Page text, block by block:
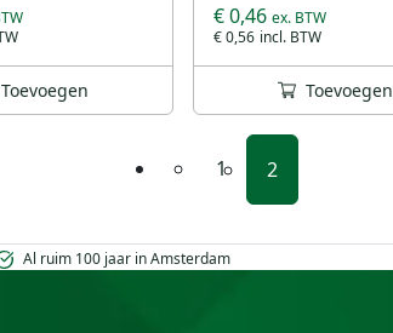
Toevoegen
€ 0,56
€ 0,46
Toevoegen
1 2
Al ruim 100 jaar in Amsterdam